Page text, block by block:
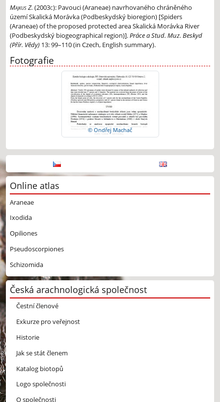
Majkus Z. (2003c): Pavouci (Araneae) navrhovaného chráněného
území Skalická Morávka (Podbeskydský bioregion) [Spiders
(Araneae) of the proposed protected area Skalická Morávka River
(Podbeskydský biogeographical region)].Práce a Stud. Muz. Beskyd
(Přír. Vědy) 13: 99–110 (in Czech, English summary).
Fotografie
© Ondřej Machač
Online atlas
Araneae
Ixodida
Opiliones
Pseudoscorpiones
Schizomida
Česká arachnologická společnost
Čestní členové
Exkurze pro veřejnost
Historie
Jak se stát členem
Katalog biotopů
Logo společnosti
O společnosti